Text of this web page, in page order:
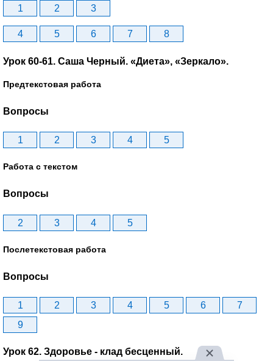
1 2 3
4 5 6 7 8
Урок 60-61. Саша Черный. «Диета», «Зеркало».
Предтекстовая работа
Вопросы
1 2 3 4 5
Работа с текстом
Вопросы
2 3 4 5
Послетекстовая работа
Вопросы
1 2 3 4 5 6
7
9
Урок 62. Здоровье - клад бесценный.